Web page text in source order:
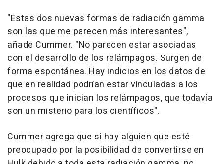
"Estas dos nuevas formas de radiación gamma
son las que me parecen más interesantes",
añade Cummer. "No parecen estar asociadas
con el desarrollo de los relámpagos. Surgen de
forma espontánea. Hay indicios en los datos de
que en realidad podrían estar vinculadas a los
procesos que inician los relámpagos, que todavía
son un misterio para los científicos".
Cummer agrega que si hay alguien que esté
preocupado por la posibilidad de convertirse en